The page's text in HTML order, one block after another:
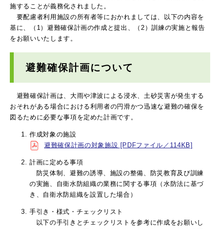
施することが義務化されました。
要配慮者利用施設の所有者等におかれましては、以下の内容を
基に、（1）避難確保計画の作成と提出、（2）訓練の実施と報告
をお願いいたします。
避難確保計画について
避難確保計画は、大雨や津波による浸水、土砂災害が発生する
おそれがある場合における利用者の円滑かつ迅速な避難の確保を
図るために必要な事項を定めた計画です。
作成対象の施設
避難確保計画の対象施設 [PDFファイル／114KB]
計画に定める事項
防災体制、避難の誘導、施設の整備、防災教育及び訓練
の実施、自衛水防組織の業務に関する事項（水防法に基づ
き、自衛水防組織を設置した場合）
手引き・様式・チェックリスト
​以下の手引きとチェックリストを参考に作成をお願いし